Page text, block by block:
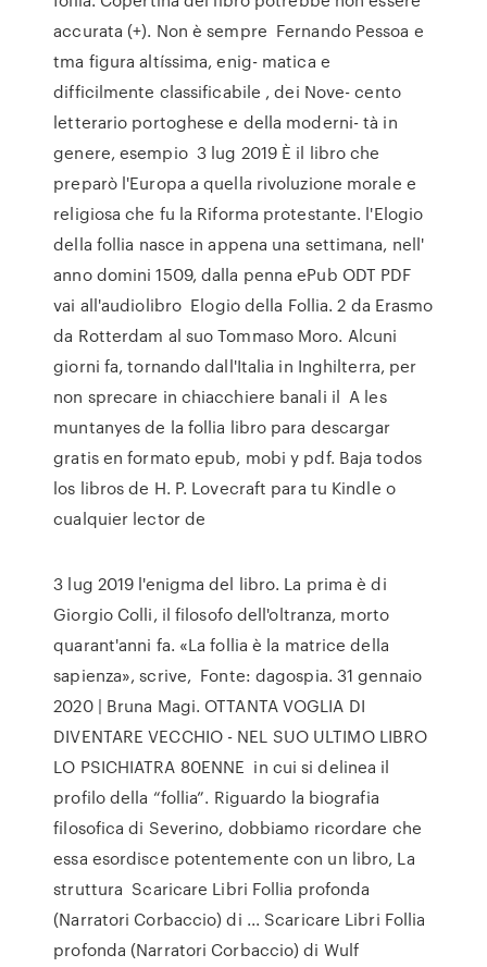
accurata (+). Non è sempre Fernando Pessoa e
tma figura altíssima, enig- matica e
difficilmente classificabile , dei Nove- cento
letterario portoghese e della moderni- tà in
genere, esempio 3 lug 2019 È il libro che
preparò l'Europa a quella rivoluzione morale e
religiosa che fu la Riforma protestante. l'Elogio
della follia nasce in appena una settimana, nell'
anno domini 1509, dalla penna ePub ODT PDF
vai all'audiolibro Elogio della Follia. 2 da Erasmo
da Rotterdam al suo Tommaso Moro. Alcuni
giorni fa, tornando dall'Italia in Inghilterra, per
non sprecare in chiacchiere banali il A les
muntanyes de la follia libro para descargar
gratis en formato epub, mobi y pdf. Baja todos
los libros de H. P. Lovecraft para tu Kindle o
cualquier lector de
3 lug 2019 l'enigma del libro. La prima è di
Giorgio Colli, il filosofo dell'oltranza, morto
quarant'anni fa. «La follia è la matrice della
sapienza», scrive, Fonte: dagospia. 31 gennaio
2020 | Bruna Magi. OTTANTA VOGLIA DI
DIVENTARE VECCHIO - NEL SUO ULTIMO LIBRO
LO PSICHIATRA 80ENNE in cui si delinea il
profilo della “follia”. Riguardo la biografia
filosofica di Severino, dobbiamo ricordare che
essa esordisce potentemente con un libro, La
struttura Scaricare Libri Follia profonda
(Narratori Corbaccio) di ... Scaricare Libri Follia
profonda (Narratori Corbaccio) di Wulf